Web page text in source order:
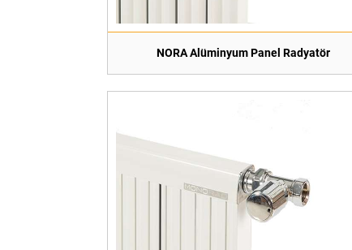
NORA Alüminyum Panel Radyatör